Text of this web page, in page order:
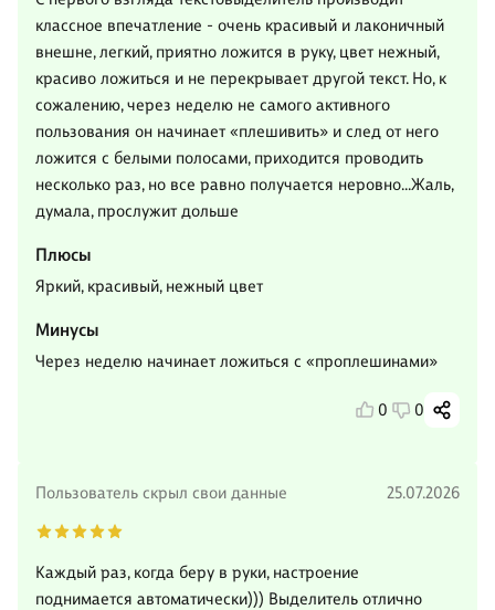
классное впечатление - очень красивый и лаконичный
внешне, легкий, приятно ложится в руку, цвет нежный,
красиво ложиться и не перекрывает другой текст. Но, к
сожалению, через неделю не самого активного
пользования он начинает «плешивить» и след от него
ложится с белыми полосами, приходится проводить
несколько раз, но все равно получается неровно…Жаль,
думала, прослужит дольше
Плюсы
Яркий, красивый, нежный цвет
Минусы
Через неделю начинает ложиться с «проплешинами»
0 0
Пользователь скрыл свои данные 25.07.2026
Каждый раз, когда беру в руки, настроение
поднимается автоматически))) Выделитель отлично